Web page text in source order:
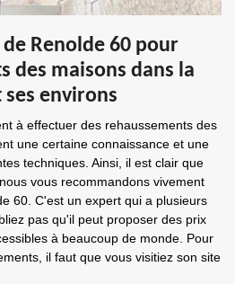
Renolde 60 pour
des maisons dans la
environs
à effectuer des rehaussements des
une certaine connaissance et une
techniques. Ainsi, il est clair que
vous recommandons vivement
60. C'est un expert qui a plusieurs
pas qu'il peut proposer des prix
à beaucoup de monde. Pour
il faut que vous visitiez son site